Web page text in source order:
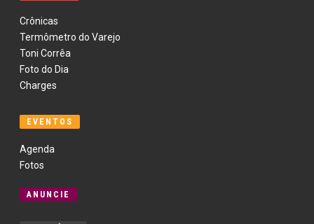
Crônicas
Termômetro do Varejo
Toni Corrêa
Foto do Dia
Charges
EVENTOS
Agenda
Fotos
ANUNCIE